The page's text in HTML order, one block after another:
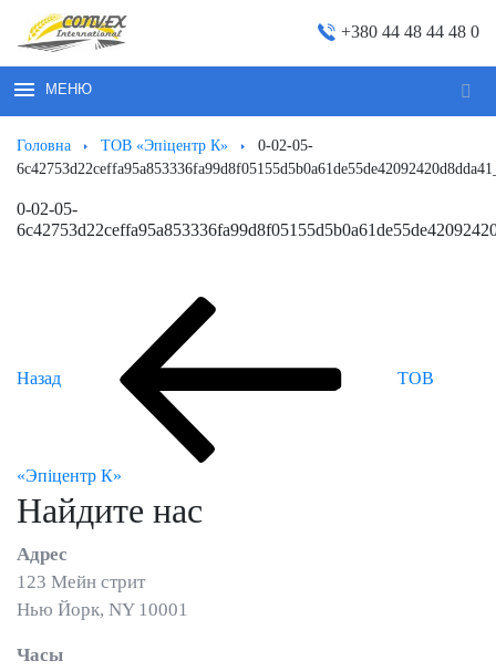
+380 44 48 44 48 0
МЕНЮ
Головна ТОВ «Эпiцентр К»
0-02-05-
0-02-05-
Навігація
записів
Назад ТОВ
«Эпiцентр К»
Найдите нас
Адрес
123 Мейн стрит
Нью Йорк, NY 10001
Часы